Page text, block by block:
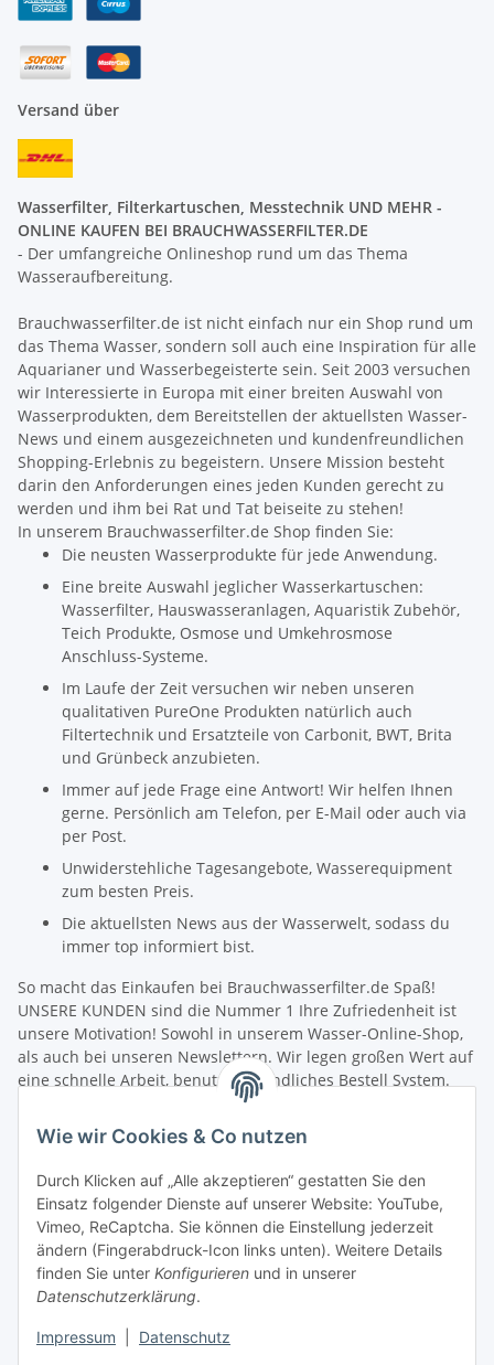
Versand über
Wasserfilter, Filterkartuschen, Messtechnik UND MEHR -
ONLINE KAUFEN BEI BRAUCHWASSERFILTER.DE
- Der umfangreiche Onlineshop rund um das Thema
Wasseraufbereitung.
Brauchwasserfilter.de ist nicht einfach nur ein Shop rund um
das Thema Wasser, sondern soll auch eine Inspiration für alle
Aquarianer und Wasserbegeisterte sein. Seit 2003 versuchen
wir Interessierte in Europa mit einer breiten Auswahl von
Wasserprodukten, dem Bereitstellen der aktuellsten Wasser-
News und einem ausgezeichneten und kundenfreundlichen
Shopping-Erlebnis zu begeistern. Unsere Mission besteht
darin den Anforderungen eines jeden Kunden gerecht zu
werden und ihm bei Rat und Tat beiseite zu stehen!
In unserem Brauchwasserfilter.de Shop finden Sie:
Die neusten Wasserprodukte für jede Anwendung.
Eine breite Auswahl jeglicher Wasserkartuschen:
Wasserfilter, Hauswasseranlagen, Aquaristik Zubehör,
Teich Produkte, Osmose und Umkehrosmose
Anschluss-Systeme.
Im Laufe der Zeit versuchen wir neben unseren
qualitativen PureOne Produkten natürlich auch
Filtertechnik und Ersatzteile von Carbonit, BWT, Brita
und Grünbeck anzubieten.
Immer auf jede Frage eine Antwort! Wir helfen Ihnen
gerne. Persönlich am Telefon, per E-Mail oder auch via
per Post.
Unwiderstehliche Tagesangebote, Wasserequipment
zum besten Preis.
Die aktuellsten News aus der Wasserwelt, sodass du
immer top informiert bist.
So macht das Einkaufen bei Brauchwasserfilter.de Spaß!
UNSERE KUNDEN sind die Nummer 1 Ihre Zufriedenheit ist
unsere Motivation! Sowohl in unserem Wasser-Online-Shop,
als auch bei unseren Newslettern. Wir legen großen Wert auf
eine schnelle Arbeit, benutzerfreundliches Bestell System.
Unsere Mitarbeiter verfügen über umfangreiches fachliches
Wissen und helfen jedem bei Fragen gerne weiter. Wir freuen
uns über die Zusammenarbeit mit Ihnen sowie die
Zusammenarbeit mit Aquaristik Freunden, Fischzucht und
Angelvereinen.
Schneller Versand! Wir wollen Sie nicht lange warten lassen.
Damit Sie möglichst schnell Ihre neue Filterausrüstung in
Betrieb nehmen können, senden wir Ihre Bestellung sofort
nach dem Zahlungseingang zu. Nach der Bearbeitung Ihrer
Produkt-Bestellung erhalten Sie umgehend eine
Versandbestätigung, in der wir weitere Informationen zum
Wie wir Cookies & Co nutzen
Durch Klicken auf „Alle akzeptieren“ gestatten Sie den
Einsatz folgender Dienste auf unserer Website: YouTube,
Vimeo, ReCaptcha. Sie können die Einstellung jederzeit
ändern (Fingerabdruck-Icon links unten). Weitere Details
finden Sie unter Konfigurieren und in unserer
Datenschutzerklärung.
Impressum Datenschutz